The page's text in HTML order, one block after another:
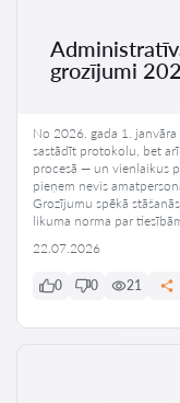
grozījumi
No 2026. gada 1.
sastādīt protokolu, bet
procesā — un vienlaikus
pieņem nevis
Grozījumu spēkā
likuma norma par
22.07.2026
0 0 21